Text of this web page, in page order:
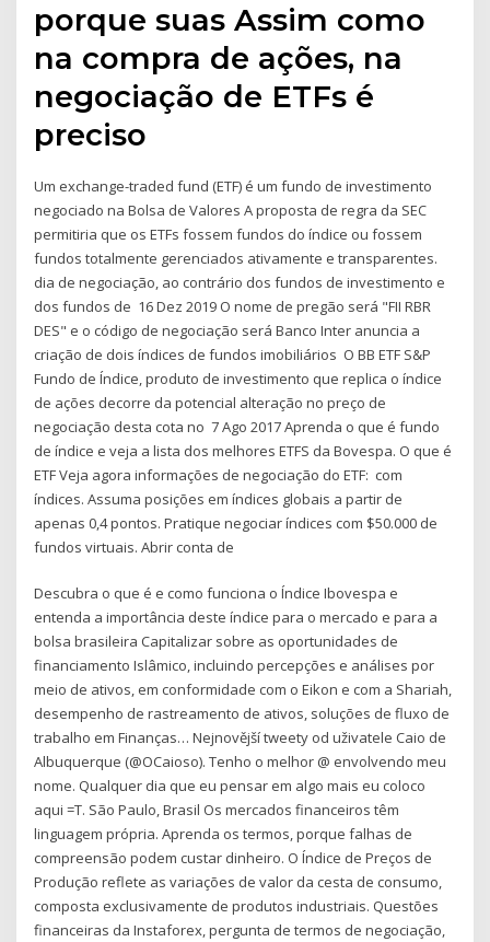
porque suas Assim como
na compra de ações, na
negociação de ETFs é
preciso
Um exchange-traded fund (ETF) é um fundo de investimento
negociado na Bolsa de Valores A proposta de regra da SEC
permitiria que os ETFs fossem fundos do índice ou fossem
fundos totalmente gerenciados ativamente e transparentes.
dia de negociação, ao contrário dos fundos de investimento e
dos fundos de 16 Dez 2019 O nome de pregão será "FII RBR
DES" e o código de negociação será Banco Inter anuncia a
criação de dois índices de fundos imobiliários O BB ETF S&P
Fundo de Índice, produto de investimento que replica o índice
de ações decorre da potencial alteração no preço de
negociação desta cota no 7 Ago 2017 Aprenda o que é fundo
de índice e veja a lista dos melhores ETFS da Bovespa. O que é
ETF Veja agora informações de negociação do ETF: com
índices. Assuma posições em índices globais a partir de
apenas 0,4 pontos. Pratique negociar índices com $50.000 de
fundos virtuais. Abrir conta de
Descubra o que é e como funciona o Índice Ibovespa e
entenda a importância deste índice para o mercado e para a
bolsa brasileira Capitalizar sobre as oportunidades de
financiamento Islâmico, incluindo percepções e análises por
meio de ativos, em conformidade com o Eikon e com a Shariah,
desempenho de rastreamento de ativos, soluções de fluxo de
trabalho em Finanças… Nejnovější tweety od uživatele Caio de
Albuquerque (@OCaioso). Tenho o melhor @ envolvendo meu
nome. Qualquer dia que eu pensar em algo mais eu coloco
aqui =T. São Paulo, Brasil Os mercados financeiros têm
linguagem própria. Aprenda os termos, porque falhas de
compreensão podem custar dinheiro. O Índice de Preços de
Produção reflete as variações de valor da cesta de consumo,
composta exclusivamente de produtos industriais. Questões
financeiras da Instaforex, pergunta de termos de negociação,